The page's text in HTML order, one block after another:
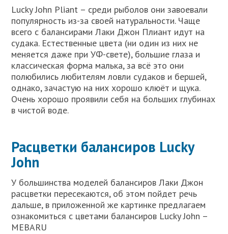
Lucky John Pliant – среди рыболов они завоевали
популярность из-за своей натуральности. Чаще
всего с балансирами Лаки Джон Плиант идут на
судака. Естественные цвета (ни один из них не
меняется даже при УФ-свете), большие глаза и
классическая форма малька, за всё это они
полюбились любителям ловли судаков и бершей,
однако, зачастую на них хорошо клюёт и щука.
Очень хорошо проявили себя на больших глубинах
в чистой воде.
Расцветки балансиров Lucky
John
У большинства моделей балансиров Лаки Джон
расцветки пересекаются, об этом пойдет речь
дальше, в приложенной же картинке предлагаем
ознакомиться с цветами балансиров Lucky John –
MEBARU